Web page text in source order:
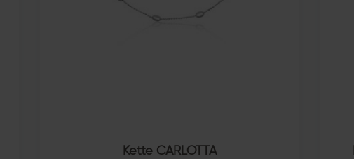
Kette CARLOTTA